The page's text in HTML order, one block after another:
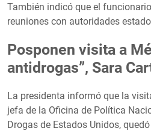
También indicó que el
reuniones con autoridades
Posponen visita a
antidrogas”, Sara
La presidenta informó que la
jefa de la Oficina de Política
Drogas de Estados Unidos,